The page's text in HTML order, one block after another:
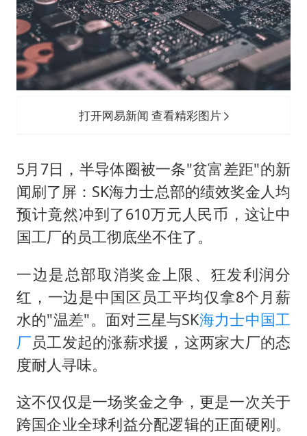
浙江台州《告全体市民书》
梁家辉：到内地拍戏不是北上是回归
郑丽文：台湾从来没有“独立”过
茅台部分直营店飞天茅台提价
梁家辉百花奖演讲落泪
打开网易新闻 查看精彩图片
5月7日，半导体圈被一条"贫富差距"的新
闻刷了屏：SK海力士总部的绩效奖金人均
预计竟然冲到了610万元人民币，这让中
国工厂的员工彻底坐不住了。
一边是总部取消奖金上限、狂发利润分
红，一边是中国区员工平均仅拿8个月薪
水的"温差"。面对三星与SK海力士中国工
厂员工发起的涨薪求援，这两家大厂的态
度耐人寻味。
这不仅仅是一场奖金之争，更是一次关于
跨国企业全球利益分配逻辑的正面硬刚。